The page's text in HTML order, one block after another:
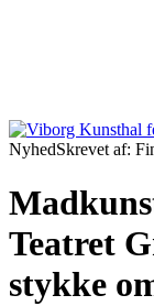
NyhedSkrevet af:
Teatret
stykke